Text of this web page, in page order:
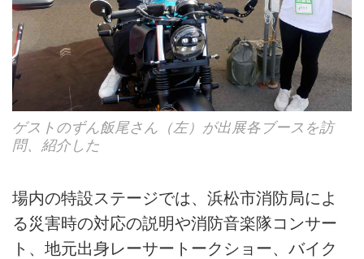
ゲストのずん飯尾さん（左）が出展各ブースを訪
問、紹介した
場内の特設ステージでは、浜松市消防局によ
る災害時の対応の説明や消防音楽隊コンサー
ト、地元出身レーサートークショー、バイク